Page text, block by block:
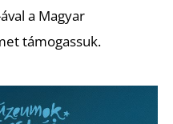
a Magyar
támogassuk.